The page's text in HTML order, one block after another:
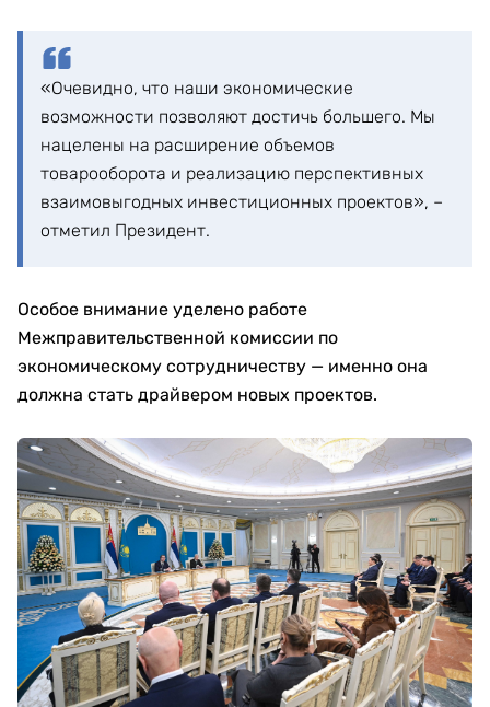
«Очевидно, что наши экономические
возможности позволяют достичь большего. Мы
нацелены на расширение объемов
товарооборота и реализацию перспективных
взаимовыгодных инвестиционных проектов», –
отметил Президент.
Особое внимание уделено работе
Межправительственной комиссии по
экономическому сотрудничеству — именно она
должна стать драйвером новых проектов.